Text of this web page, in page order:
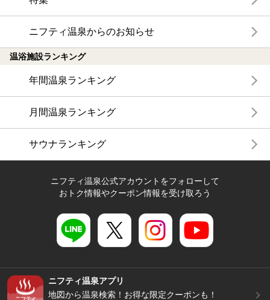
ニフティ温泉からのお知らせ
温浴施設ランキング
年間温泉ランキング
月間温泉ランキング
サウナランキング
ニフティ温泉公式アカウントをフォローして
おトク情報やクーポン情報を受け取ろう
ニフティ温泉アプリ
地図から温泉検索！お得な限定クーポンも！